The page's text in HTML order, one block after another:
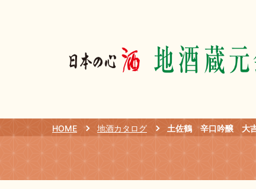
HOME 地酒カタログ